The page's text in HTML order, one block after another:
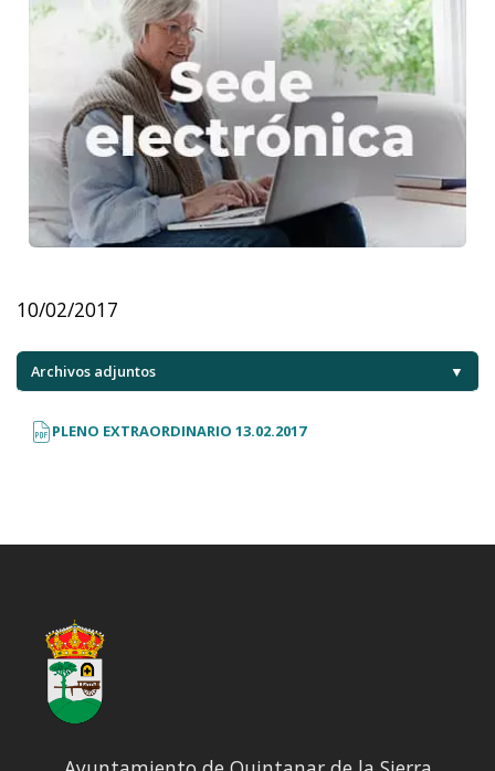
10/02/2017
Archivos adjuntos ▼
PLENO EXTRAORDINARIO 13.02.2017